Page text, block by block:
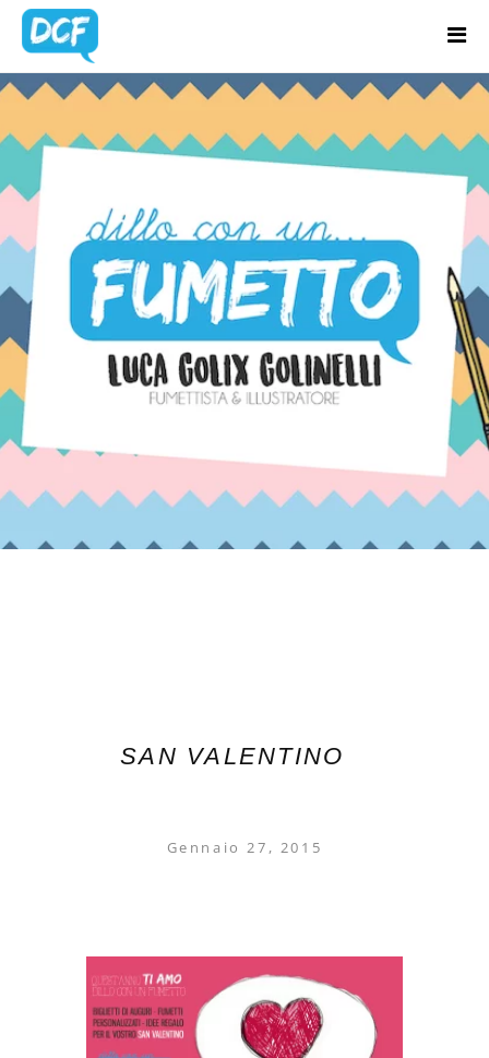
Home
Chi Sono
Lavora con me
Portfolio
Blog
Contatti
BLOG
UPDATES
Latest news & updates
SAN VALENTINO
Gennaio 27, 2015